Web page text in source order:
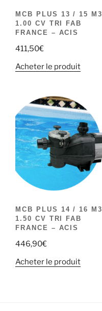
MCB PLUS 13 / 15 M3
1.00 CV TRI FAB
FRANCE – ACIS
411,50€
Acheter le produit
MCB PLUS 14 / 16 M3
1.50 CV TRI FAB
FRANCE – ACIS
446,90€
Acheter le produit